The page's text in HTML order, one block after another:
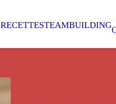
RECETTESTEAMBUILDING